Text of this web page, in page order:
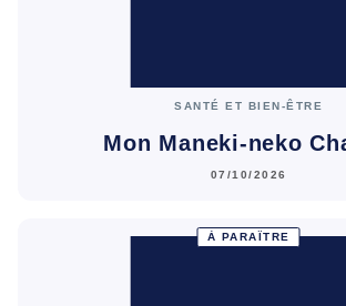
SANTÉ ET BIEN-ÊTRE
Mon Maneki-neko
07/10/2026
À PARAÎTRE